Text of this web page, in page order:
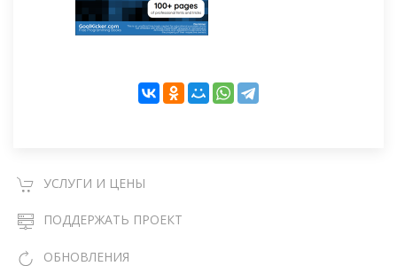
УСЛУГИ И ЦЕНЫ
ПОДДЕРЖАТЬ ПРОЕКТ
ОБНОВЛЕНИЯ